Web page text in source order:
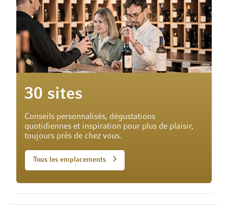
30 sites
Conseils personnalisés, dégustations
quotidiennes et inspiration pour plus de plaisir,
toujours près de chez vous.
Tous les emplacements